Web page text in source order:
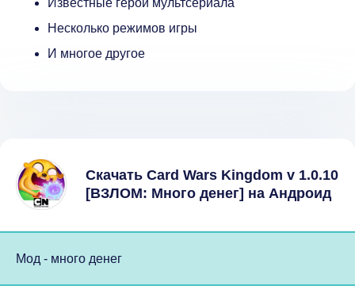
Несколько режимов игры
И многое другое
Скачать Card Wars Kingdom v 1.0.10
[ВЗЛОМ: Много денег] на Андроид
Мод - много денег